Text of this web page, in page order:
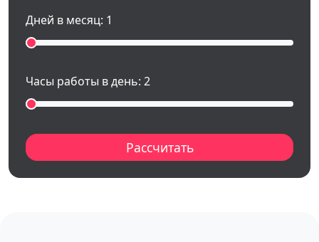
Дней в месяц: 1
Часы работы в день: 2
Рассчитать